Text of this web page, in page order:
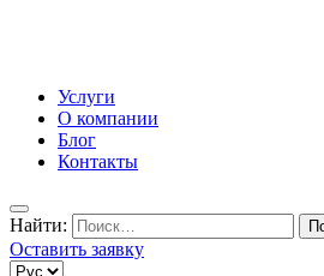
Услуги
О компании
Блог
Контакты
Найти:
Оставить заявку